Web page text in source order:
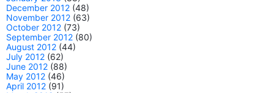
December 2012 (48)
November 2012 (63)
October 2012 (73)
September 2012 (80)
August 2012 (44)
July 2012 (62)
June 2012 (88)
May 2012 (46)
April 2012 (91)